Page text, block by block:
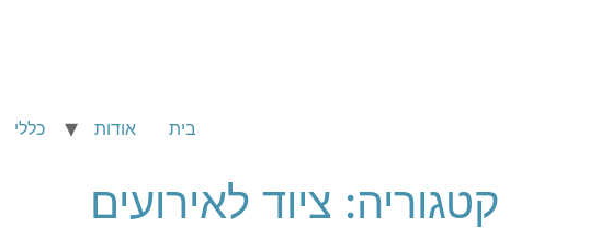
בית אודות כללי
קטגוריה: ציוד לאירועים